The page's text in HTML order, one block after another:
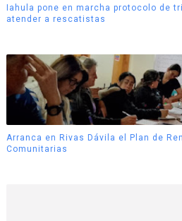
Iahula pone en marcha protocolo de
atender a rescatistas
Arranca en Rivas Dávila el Plan de
Comunitarias